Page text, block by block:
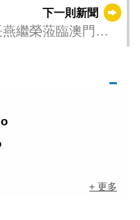
下一則新聞
繼榮蒞臨澳門理
+ 更多